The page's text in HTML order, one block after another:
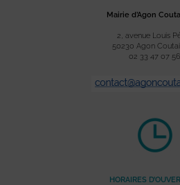
Mairie d’Agon
2, avenue Louis
50230 Agon
02 33 47 07 56
HORAIRES